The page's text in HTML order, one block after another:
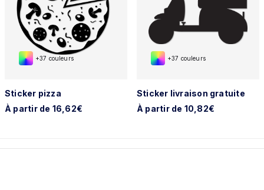
+37 couleurs
Sticker pizza
À partir de 16,62€
+37 couleurs
Sticker livraison gratuite
À partir de 10,82€